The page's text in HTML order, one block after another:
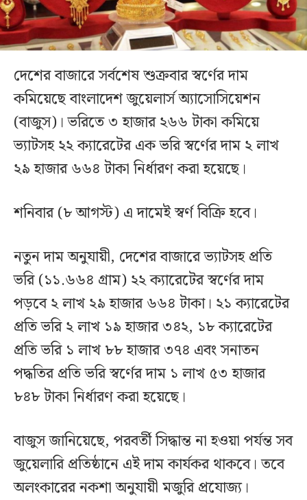
দেশের বাজারে সর্বশেষ শুক্রবার স্বর্ণের দাম
কমিয়েছে বাংলাদেশ জুয়েলার্স অ্যাসোসিয়েশন
(বাজুস)। ভরিতে ৩ হাজার ২৬৬ টাকা কমিয়ে
ভ্যাটসহ ২২ ক্যারেটের এক ভরি স্বর্ণের দাম ২ লাখ
২৯ হাজার ৬৬৪ টাকা নির্ধারণ করা হয়েছে।
শনিবার (৮ আগস্ট) এ দামেই স্বর্ণ বিক্রি হবে।
নতুন দাম অনুযায়ী, দেশের বাজারে ভ্যাটসহ প্রতি
ভরি (১১.৬৬৪ গ্রাম) ২২ ক্যারেটের স্বর্ণের দাম
পড়বে ২ লাখ ২৯ হাজার ৬৬৪ টাকা। ২১ ক্যারেটের
প্রতি ভরি ২ লাখ ১৯ হাজার ৩৪২, ১৮ ক্যারেটের
প্রতি ভরি ১ লাখ ৮৮ হাজার ৩৭৪ এবং সনাতন
পদ্ধতির প্রতি ভরি স্বর্ণের দাম ১ লাখ ৫৩ হাজার
৮৪৮ টাকা নির্ধারণ করা হয়েছে।
বাজুস জানিয়েছে, পরবর্তী সিদ্ধান্ত না হওয়া পর্যন্ত সব
জুয়েলারি প্রতিষ্ঠানে এই দাম কার্যকর থাকবে। তবে
অলংকারের নকশা অনুযায়ী মজুরি প্রযোজ্য।